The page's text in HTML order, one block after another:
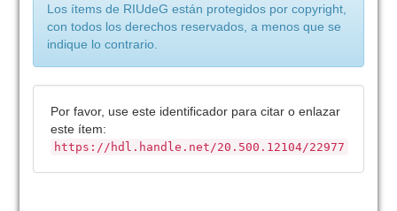
Los ítems de RIUdeG están protegidos por copyright,
con todos los derechos reservados, a menos que se
indique lo contrario.
Por favor, use este identificador para citar o enlazar
este ítem:
https://hdl.handle.net/20.500.12104/22977